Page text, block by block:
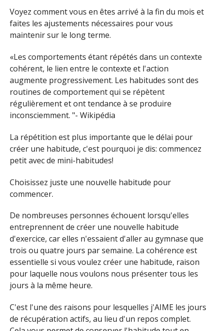
Voyez comment vous en êtes arrivé à la fin du mois et
faites les ajustements nécessaires pour vous
maintenir sur le long terme.
«Les comportements étant répétés dans un contexte
cohérent, le lien entre le contexte et l'action
augmente progressivement. Les habitudes sont des
routines de comportement qui se répètent
régulièrement et ont tendance à se produire
inconsciemment. "- Wikipédia
La répétition est plus importante que le délai pour
créer une habitude, c'est pourquoi je dis: commencez
petit avec de mini-habitudes!
Choisissez juste une nouvelle habitude pour
commencer.
De nombreuses personnes échouent lorsqu'elles
entreprennent de créer une nouvelle habitude
d'exercice, car elles n'essaient d'aller au gymnase que
trois ou quatre jours par semaine. La cohérence est
essentielle si vous voulez créer une habitude, raison
pour laquelle nous voulons nous présenter tous les
jours à la même heure.
C'est l'une des raisons pour lesquelles j'AIME les jours
de récupération actifs, au lieu d'un repos complet.